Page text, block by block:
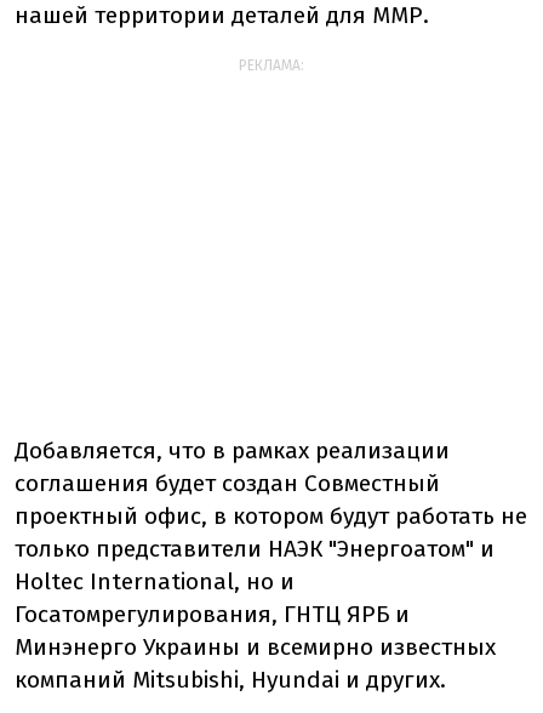
нашей территории деталей для ММР.
РЕКЛАМА:
Добавляется, что в рамках реализации
соглашения будет создан Совместный
проектный офис, в котором будут работать не
только представители НАЭК "Энергоатом" и
Holtec International, но и
Госатомрегулирования, ГНТЦ ЯРБ и
Минэнерго Украины и всемирно известных
компаний Mitsubishi, Hyundai и других.